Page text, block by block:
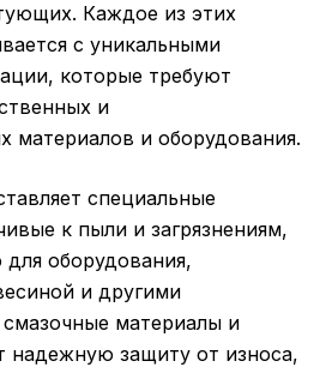
Каждое из этих
с уникальными
которые требуют
и
материалов и оборудования.
специальные
к пыли и загрязнениям,
оборудования,
и другими
материалы и
надежную защиту от износа,